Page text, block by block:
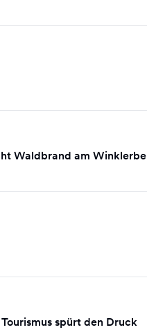
Waldbrand am
spürt den Druck